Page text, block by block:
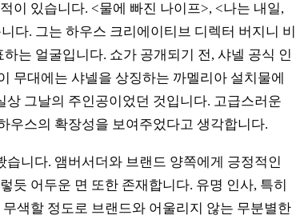
이 있습니다. <물에 빠진 나이프>, <나는 내일,
다. 그는 하우스 크리에이티브 디렉터 버지니 비
는 얼굴입니다. 쇼가 공개되기 전, 샤넬 공식 인
무대에는 샤넬을 상징하는 까멜리아 설치물에
그날의 주인공이었던 것입니다. 고급스러운
우스의 확장성을 보여주었다고 생각합니다.
니다. 앰버서더와 브랜드 양쪽에게 긍정적인
듯 어두운 면 또한 존재합니다. 유명 인사, 특히
색할 정도로 브랜드와 어울리지 않는 무분별한